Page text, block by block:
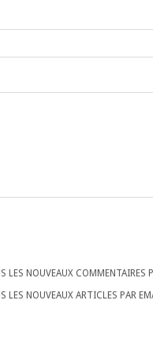
LES NOUVEAUX COMMENTAIRES
LES NOUVEAUX ARTICLES PAR